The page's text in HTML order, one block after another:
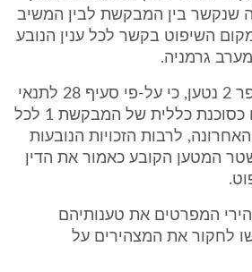
שנקשר בין המבקשת לבין המשיב
השיפוט בקשר לכל ענין הנובע
גרמניה.
באשר למבקשת מספר 2 נטען, כי על-פי סעיף 28 לתנאי
שטר המטען זכאית זו כסוכנת כללית של המבקשת 1 לכל
האחרונה, לרבות הזכויות הנובעות
בסעיף 2 לשטר המטען הקובע כאמור את הדין
המפרטים את טענותיהם
לחקור את המצהירים על